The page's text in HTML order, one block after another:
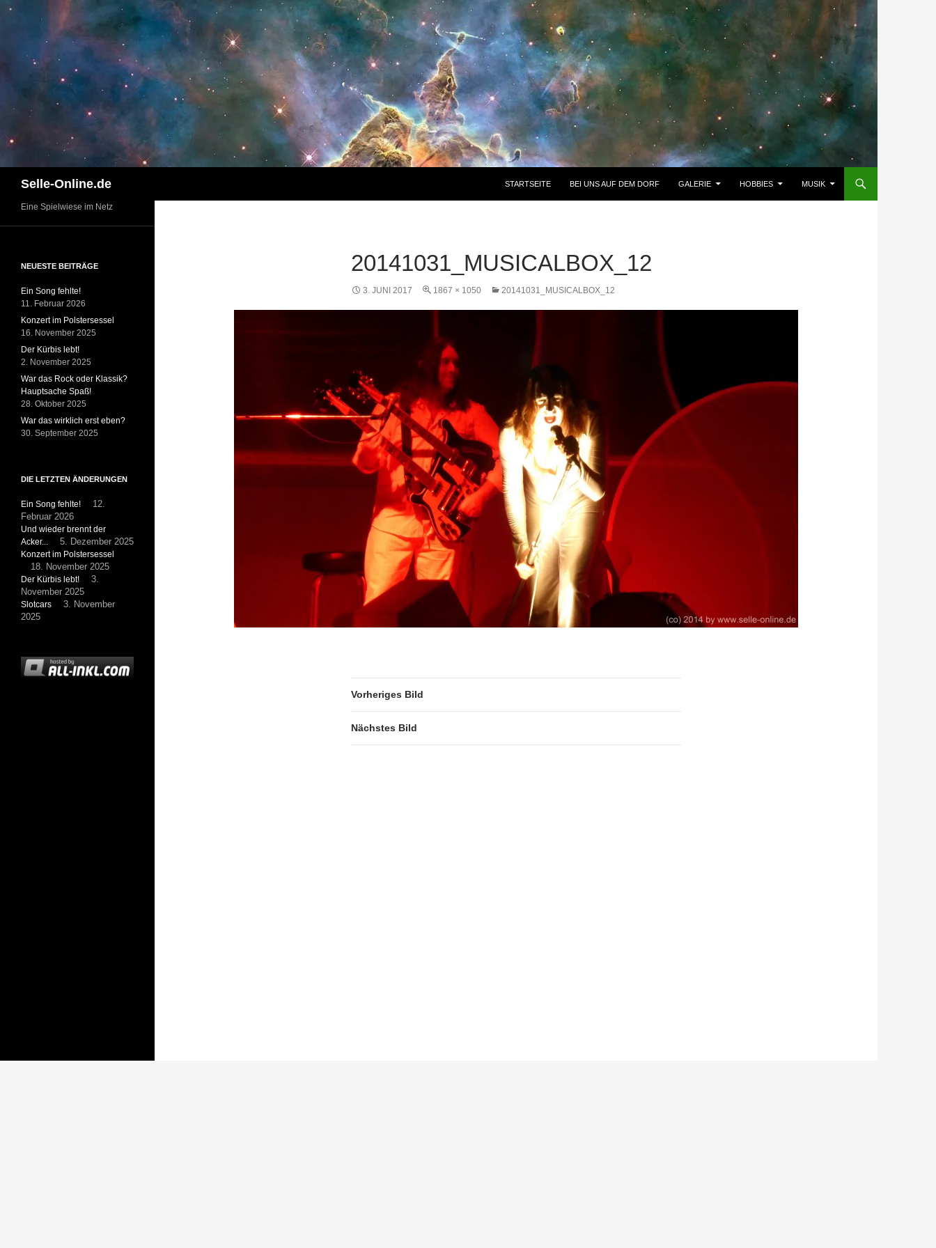
Zum
Selle-Online.de STARTSEITE BEI UNS AUF DEM DORF GALERIE HOBBIES MUSIK
20141031_MUSICALBOX_12
3. JUNI 2017 1867 × 1050 20141031_MUSICALBOX_12
Vorheriges Bild
Nächstes Bild
Eine Spielwiese im Netz
NEUESTE BEITRÄGE
Ein Song fehlte!
11. Februar 2026
Konzert im Polstersessel
16. November 2025
Der Kürbis lebt!
2. November 2025
War das Rock oder Klassik?
Hauptsache Spaß!
28. Oktober 2025
War das wirklich erst eben?
30. September 2025
DIE LETZTEN ÄNDERUNGEN
Ein Song fehlte!
12.
Februar 2026
Und wieder brennt der
Acker...
5. Dezember 2025
Konzert im Polstersessel
18. November 2025
Der Kürbis lebt!
3.
November 2025
Slotcars
3. November
2025